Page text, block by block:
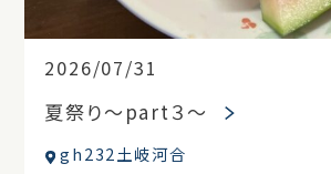
2026/07/31
夏祭り～part３～
gh232土岐河合